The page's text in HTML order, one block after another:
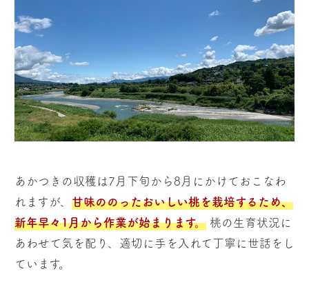
あかつきの収穫は7月下旬から8月にかけておこなわ
れますが、 甘味ののったおいしい桃を栽培するため、
新年早々1月から作業が始まります。 桃の生育状況に
あわせて気を配り、適切に手を入れて丁寧に世話をし
ています。